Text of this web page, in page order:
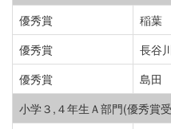
優秀賞
稲葉
優秀賞
長谷
優秀賞
島田
小学３,４年生Ａ部門(優秀賞